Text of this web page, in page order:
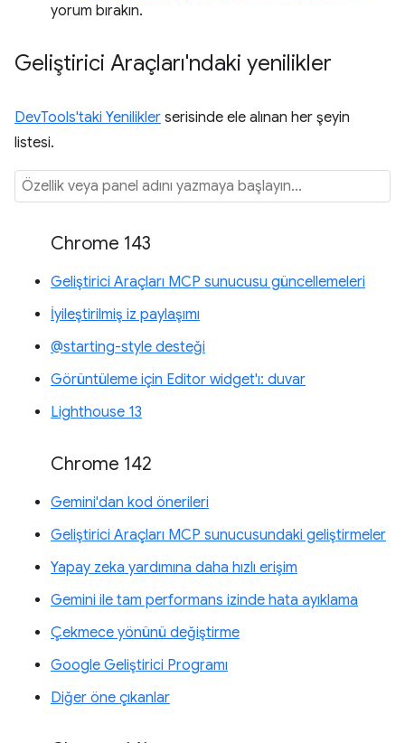
yorum bırakın.
Geliştirici Araçları'ndaki yenilikler
DevTools'taki Yenilikler serisinde ele alınan her şeyin
listesi.
Chrome 143
Geliştirici Araçları MCP sunucusu güncellemeleri
İyileştirilmiş iz paylaşımı
@starting-style desteği
Görüntüleme için Editor widget'ı: duvar
Lighthouse 13
Chrome 142
Gemini'dan kod önerileri
Geliştirici Araçları MCP sunucusundaki geliştirmeler
Yapay zeka yardımına daha hızlı erişim
Gemini ile tam performans izinde hata ayıklama
Çekmece yönünü değiştirme
Google Geliştirici Programı
Diğer öne çıkanlar